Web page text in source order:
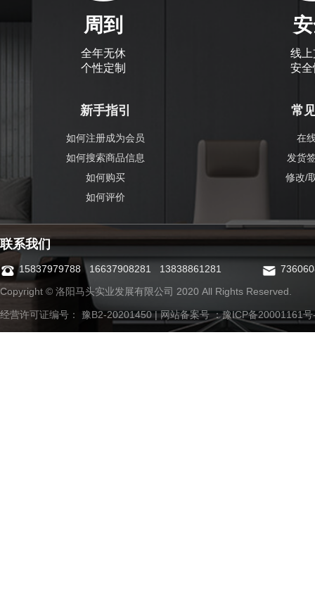
周到
全年无休
个性定制
线
安
新手指引
如何注册成为会员
如何搜索商品信息
如何购买
如何评价
常
在
发货
修改/
联系我们
15837979788 16637908281 13838861281
Copyright © 洛阳马头实业发展有限公司 2020 All Rights Reserved.
经营许可证编号： 豫B2-20201450 | 网站备案号 ：豫ICP备20001161号